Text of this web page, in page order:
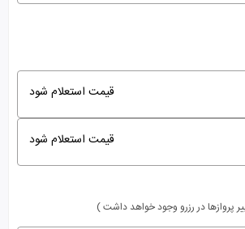
قیمت استعلام شود
قیمت استعلام شود
پروازها در رزرو وجود خواهد داشت )